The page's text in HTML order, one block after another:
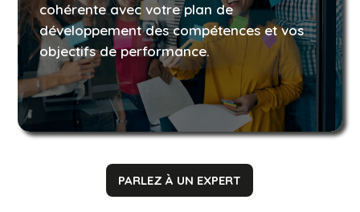
cohérente avec votre plan de
développement des compétences et vos
objectifs de performance.
PARLEZ À UN EXPERT